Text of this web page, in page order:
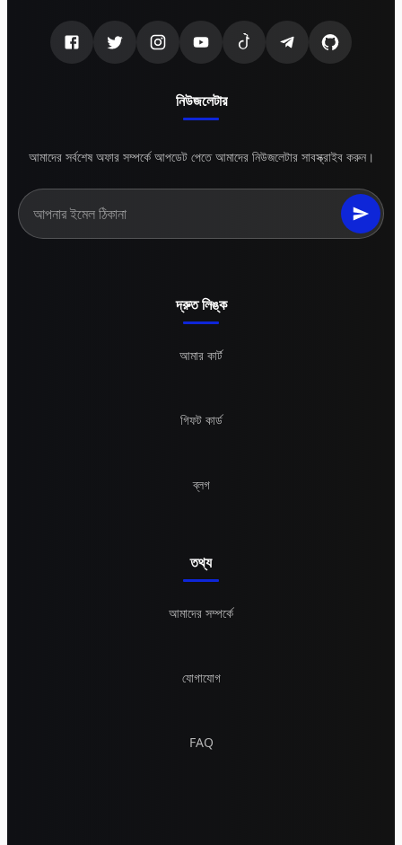
নিউজলেটার
আমাদের সর্বশেষ অফার সম্পর্কে আপডেট পেতে আমাদের নিউজলেটার সাবস্ক্রাইব করুন।
দ্রুত লিঙ্ক
আমার কার্ট
গিফট কার্ড
ব্লগ
তথ্য
আমাদের সম্পর্কে
যোগাযোগ
FAQ